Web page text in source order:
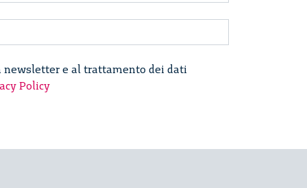
newsletter e al trattamento dei dati
Policy